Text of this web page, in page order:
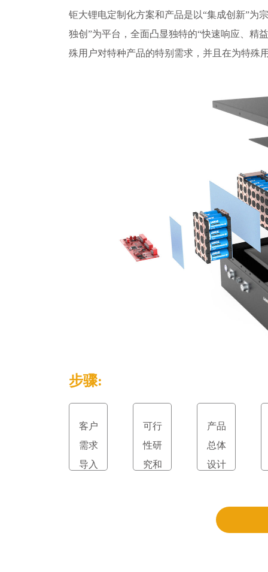
钜大锂电定制化方案和产品是以“集成创新”为
独创”为平台，全面凸显独特的“快速响应、精
殊用户对特种产品的特别需求，并且在为特殊
步骤:
客户
需求
导入
可行
性研
究和
产品
总体
设计